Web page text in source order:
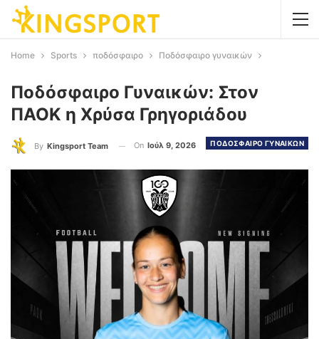
Home Sports ποδόσφαιρο Ποδόσφαιρο γυναικών
Ποδόσφαιρο Γυναικών: Στον
ΠΑΟΚ η Χρύσα Γρηγοριάδου
ΠΟΔΟΣΦΑΙΡΟ ΓΥΝΑΙΚΩΝ
By Kingsport Team On Ιούλ 9, 2026